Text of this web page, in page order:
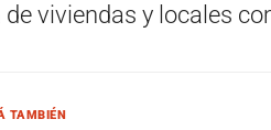
viviendas y locales
TAMBIÉN